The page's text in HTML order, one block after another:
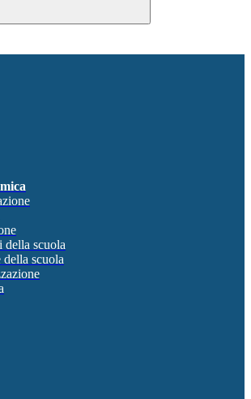
della scuola
della scuola